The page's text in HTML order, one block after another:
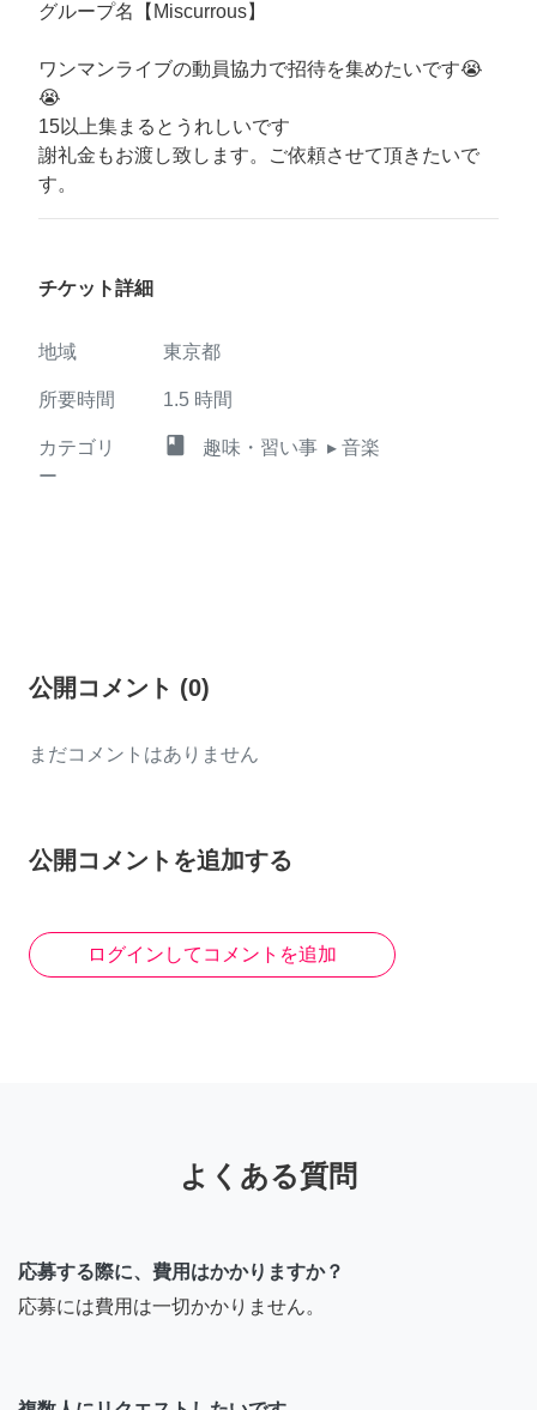
グループ名【Miscurrous】
ワンマンライブの動員協力で招待を集めたいです😭
😭
15以上集まるとうれしいです
謝礼金もお渡し致します。ご依頼させて頂きたいで
す。
チケット詳細
地域 東京都
所要時間 1.5 時間
カテゴリ
ー
class 趣味・習い事 ▸ 音楽
公開コメント (0)
まだコメントはありません
公開コメントを追加する
ログインしてコメントを追加
よくある質問
応募する際に、費用はかかりますか？
応募には費用は一切かかりません。